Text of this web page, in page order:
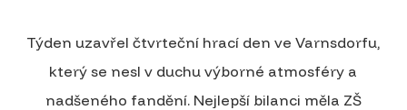
Týden uzavřel čtvrteční hrací den ve Varnsdorfu,
který se nesl v duchu výborné atmosféry a
nadšeného fandění. Nejlepší bilanci měla ZŠ